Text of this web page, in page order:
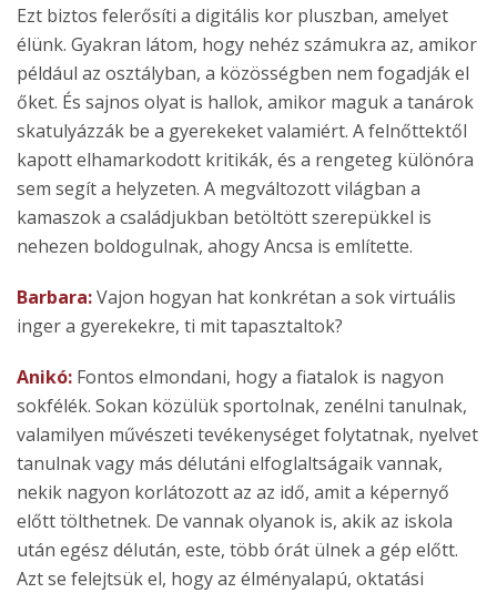
Ezt biztos felerősíti a digitális kor pluszban, amelyet
élünk. Gyakran látom, hogy nehéz számukra az, amikor
például az osztályban, a közösségben nem fogadják el
őket. És sajnos olyat is hallok, amikor maguk a tanárok
skatulyázzák be a gyerekeket valamiért. A felnőttektől
kapott elhamarkodott kritikák, és a rengeteg különóra
sem segít a helyzeten. A megváltozott világban a
kamaszok a családjukban betöltött szerepükkel is
nehezen boldogulnak, ahogy Ancsa is említette.
Barbara:Vajon hogyan hat konkrétan a sok virtuális
inger a gyerekekre, ti mit tapasztaltok?
Anikó: Fontos elmondani, hogy a fiatalok is nagyon
sokfélék. Sokan közülük sportolnak, zenélni tanulnak,
valamilyen művészeti tevékenységet folytatnak, nyelvet
tanulnak vagy más délutáni elfoglaltságaik vannak,
nekik nagyon korlátozott az az idő, amit a képernyő
előtt tölthetnek. De vannak olyanok is, akik az iskola
után egész délután, este, több órát ülnek a gép előtt.
Azt se felejtsük el, hogy az élményalapú, oktatási